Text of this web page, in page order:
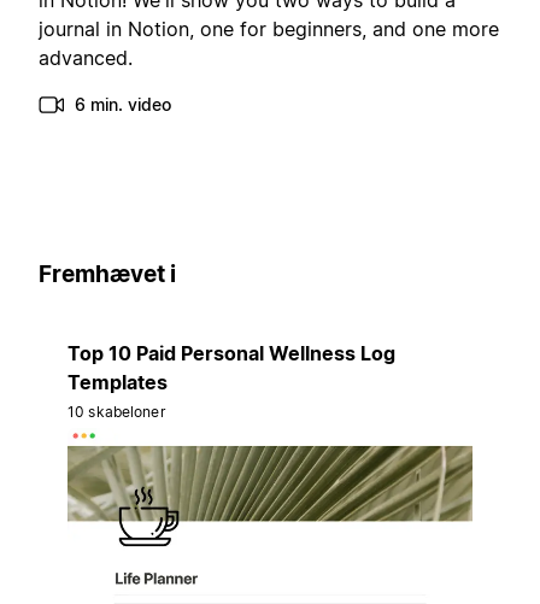
journal in Notion, one for beginners, and one more
advanced.
6 min. video
Fremhævet i
Top 10 Paid Personal Wellness Log
Templates
10 skabeloner